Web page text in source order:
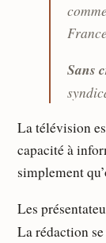
Sans
La télévision
capacité à
simplement
Les
La rédaction